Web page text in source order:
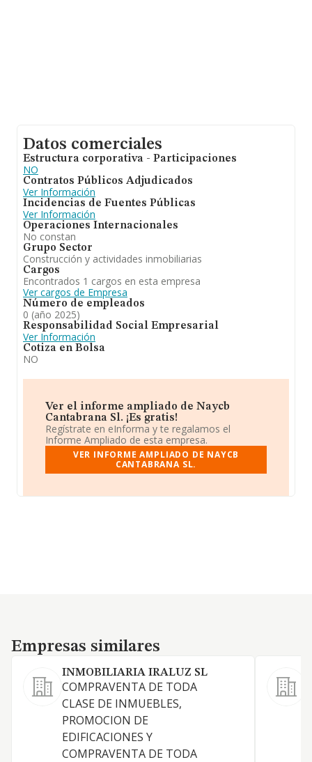
Datos comerciales
Estructura corporativa - Participaciones
NO
Contratos Públicos Adjudicados
Ver Información
Incidencias de Fuentes Públicas
Ver Información
Operaciones Internacionales
No constan
Grupo Sector
Construcción y actividades inmobiliarias
Cargos
Encontrados 1 cargos en esta empresa
Ver cargos de Empresa
Número de empleados
0 (año 2025)
Responsabilidad Social Empresarial
Ver Información
Cotiza en Bolsa
NO
Ver el informe ampliado de Naycb
Cantabrana Sl. ¡Es gratis!
Regístrate en eInforma y te regalamos el
Informe Ampliado de esta empresa.
VER INFORME AMPLIADO DE NAYCB
CANTABRANA SL.
Empresas similares
Empresas similares
INMOBILIARIA IRALUZ SL
COMPRAVENTA DE TODA
CLASE DE INMUEBLES,
PROMOCION DE
EDIFICACIONES Y
COMPRAVENTA DE TODA